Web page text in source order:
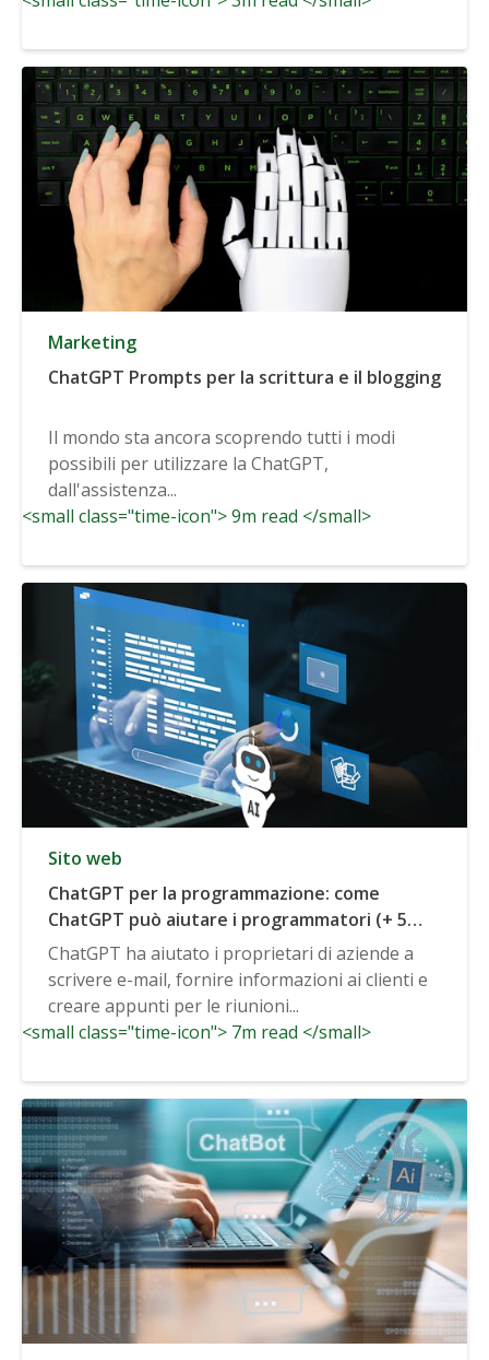
Marketing
ChatGPT Prompts per la scrittura e il blogging
Il mondo sta ancora scoprendo tutti i modi
possibili per utilizzare la ChatGPT,
dall'assistenza...
<small class="time-icon"> 9m read </small>
Sito web
ChatGPT per la programmazione: come
ChatGPT può aiutare i programmatori (+ 5
casi d'uso comuni)
ChatGPT ha aiutato i proprietari di aziende a
scrivere e-mail, fornire informazioni ai clienti e
creare appunti per le riunioni...
<small class="time-icon"> 7m read </small>